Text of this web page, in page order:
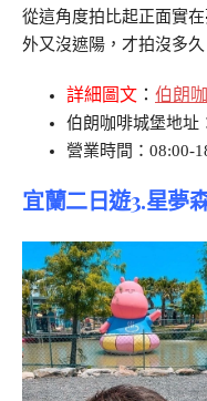
從這角度拍比起正面實
外又沒遮陽，才拍沒多
詳細圖文 ： 伯朗
伯朗咖啡城堡地址
營業時間：08:00-
宜蘭二日遊3.星夢